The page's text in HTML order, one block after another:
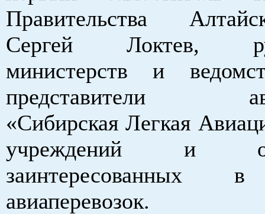
Правительства
Сергей Локтев,
министерств и
представители
«Сибирская Легкая
учреждений и
заинтересованных
авиаперевозок.